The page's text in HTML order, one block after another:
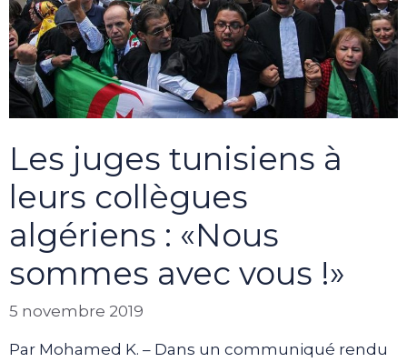
Les juges tunisiens à
leurs collègues
algériens : «Nous
sommes avec vous !»
5 novembre 2019
Par Mohamed K. – Dans un communiqué rendu